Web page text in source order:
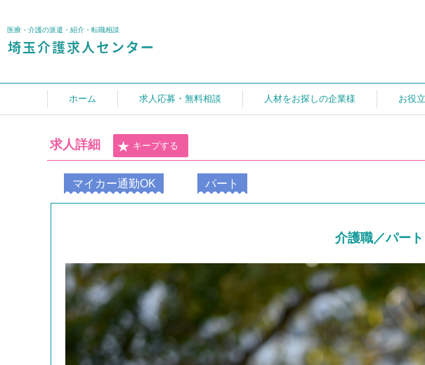
医療・介護の派遣・紹介・転職相談
ホーム 求人応募・無料相談 人材をお探しの企業様 お役
求人詳細 キープする
マイカー通勤OK パート
介護職／パー